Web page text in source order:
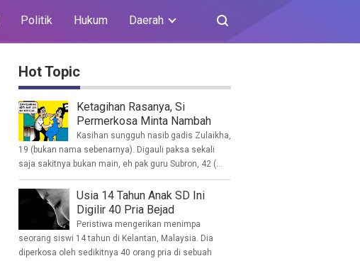
Politik Hukum Daerah
Hot Topic
Ketagihan Rasanya, Si
Permerkosa Minta Nambah
Kasihan sungguh nasib gadis Zulaikha,
19 (bukan nama sebenarnya). Digauli paksa sekali
saja sakitnya bukan main, eh pak guru Subron, 42 (...
Usia 14 Tahun Anak SD Ini
Digilir 40 Pria Bejad
Peristiwa mengerikan menimpa
seorang siswi 14 tahun di Kelantan, Malaysia. Dia
diperkosa oleh sedikitnya 40 orang pria di sebuah